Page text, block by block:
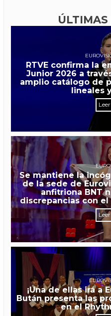
RTVE confirma la
Junior 2026 a
amplio catálogo de
lineales
Se mantiene la
de la sede de
anfitriona BNT
discrepancias con
¡Una de ellas irá a
Bután presenta las
en el